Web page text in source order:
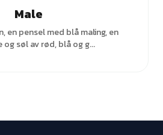
Male
en pensel med blå maling, en
søl av rød, blå og g...